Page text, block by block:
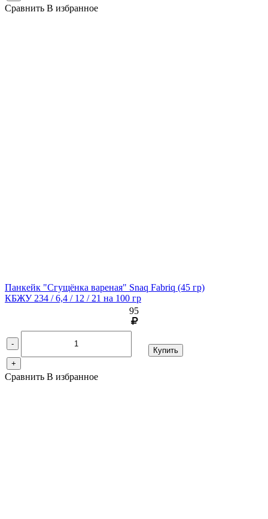
Сравнить В избранное
Панкейк "Сгущёнка вареная" Snaq Fabriq (45 гр)
КБЖУ 234 / 6,4 / 12 / 21 на 100 гр
95
-
+
Купить
Сравнить В избранное